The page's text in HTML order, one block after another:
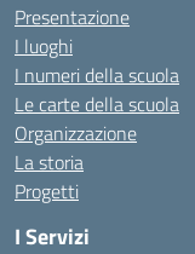
Presentazione
I luoghi
I numeri della scuola
Le carte della scuola
Organizzazione
La storia
Progetti
I Servizi